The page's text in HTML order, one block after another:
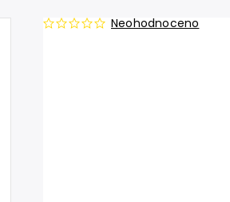
Neohodnoceno